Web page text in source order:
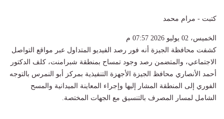
كتبت - مرام محمد
الخميس، 02 يوليو 2026 07:57 م
كشفت محافظة الجيزة أنه فور رصد الفيديو المتداول عبر مواقع التواصل
الاجتماعي، والمتضمن رصد وجود تمساح بمنطقة شبرامنت، كلف الدكتور
أحمد الأنصاري محافظ الجيزة الأجهزة التنفيذية بمركز أبو النمرس بالتوجه
الفوري إلى المنطقة المشار إليها وإجراء المعاينة الميدانية والمسح
الشامل لمسار المصرف بالتنسيق مع الجهات المختصة.